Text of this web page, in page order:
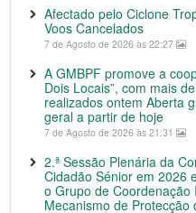
Afectado pelo Ciclone
Voos Cancelados
7 de Agosto de 2026 às 22:27
A GMBPF promove a
Dois Locais”, com mais
realizados ontem Aberta
geral a partir de hoje
7 de Agosto de 2026 às 21:31
2.ª Sessão Plenária da
Cidadão Sénior em 2026
o Grupo de
Mecanismo de Protecção